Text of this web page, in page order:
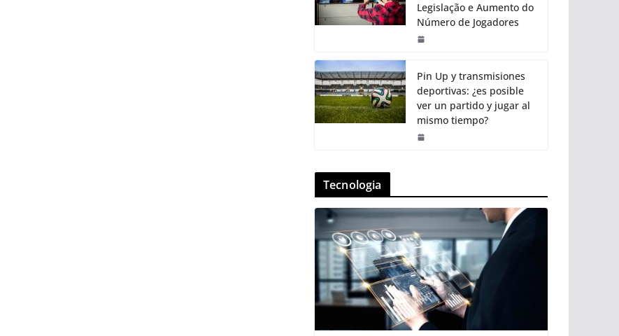
Legislação e Aumento do
Número de Jogadores
Pin Up y transmisiones
deportivas: ¿es posible
ver un partido y jugar al
mismo tiempo?
Tecnologia